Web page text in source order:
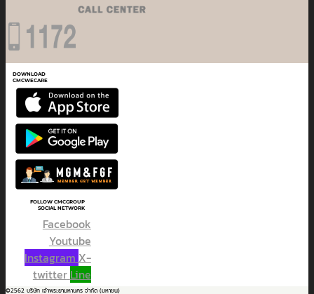
DOWNLOAD
CMCWECARE
FOLLOW CMCGROUP
SOCIAL NETWORK
Facebook
Youtube
Instagram X-
twitter Line
©2562 บริษัท เจ้าพระยามหานคร จำกัด (มหาชน)